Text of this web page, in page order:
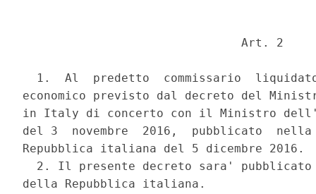
                               Art. 2
1.  Al  predetto  commissario
economico previsto dal decreto del
in Italy di concerto con il Ministro
del 3  novembre  2016,  pubblicato
Repubblica italiana del 5 dicembre 2016.
2. Il presente decreto sara'
della Repubblica italiana.